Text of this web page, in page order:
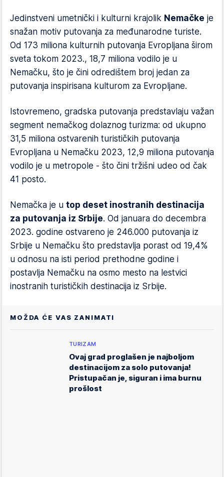
Jedinstveni umetnički i kulturni krajolik Nemačke je
snažan motiv putovanja za međunarodne turiste.
Od 173 miliona kulturnih putovanja Evropljana širom
sveta tokom 2023., 18,7 miliona vodilo je u
Nemačku, što je čini odredištem broj jedan za
putovanja inspirisana kulturom za Evropljane.
Istovremeno, gradska putovanja predstavlaju važan
segment nemačkog dolaznog turizma: od ukupno
31,5 miliona ostvarenih turističkih putovanja
Evropljana u Nemačku 2023, 12,9 miliona putovanja
vodilo je u metropole - što čini tržišni udeo od čak
41 posto.
Nemačka je u top deset inostranih destinacija
za putovanja iz Srbije. Od januara do decembra
2023. godine ostvareno je 246.000 putovanja iz
Srbije u Nemačku što predstavlja porast od 19,4%
u odnosu na isti period prethodne godine i
postavlja Nemačku na osmo mesto na lestvici
inostranih turističkih destinacija iz Srbije.
MOŽDA ĆE VAS ZANIMATI
TURIZAM
Ovaj grad proglašen je najboljom
destinacijom za solo putovanja!
Pristupačan je, siguran i ima burnu
prošlost